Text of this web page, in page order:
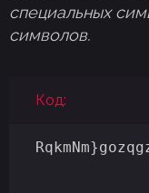
специальных
символов.
Код: